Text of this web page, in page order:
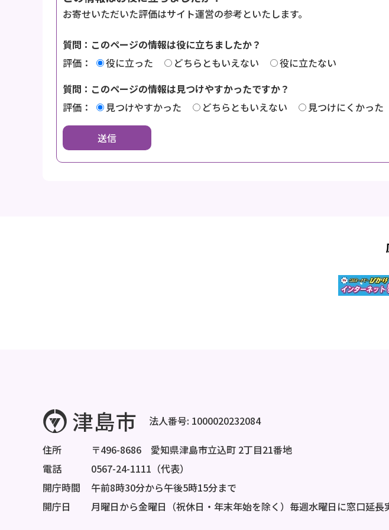
お寄せいただいた評価はサイト運営の参考といたします。
質問：このページの情報は役に立ちましたか？
評価：
役に立った どちらともいえない
役に立たない
質問：このページの情報は見つけやすかったですか？
評価：
見つけやすかった どちらともいえない 見つけにくかった
法人番号: 1000020232084
住所
〒496-8686 愛知県津島市立込町 2丁目21番地
電話
0567-24-1111（代表）
開庁時間
午前8時30分から午後5時15分まで
開庁日
月曜日から金曜日（祝休日・年末年始を除く）毎週水曜日に窓口延